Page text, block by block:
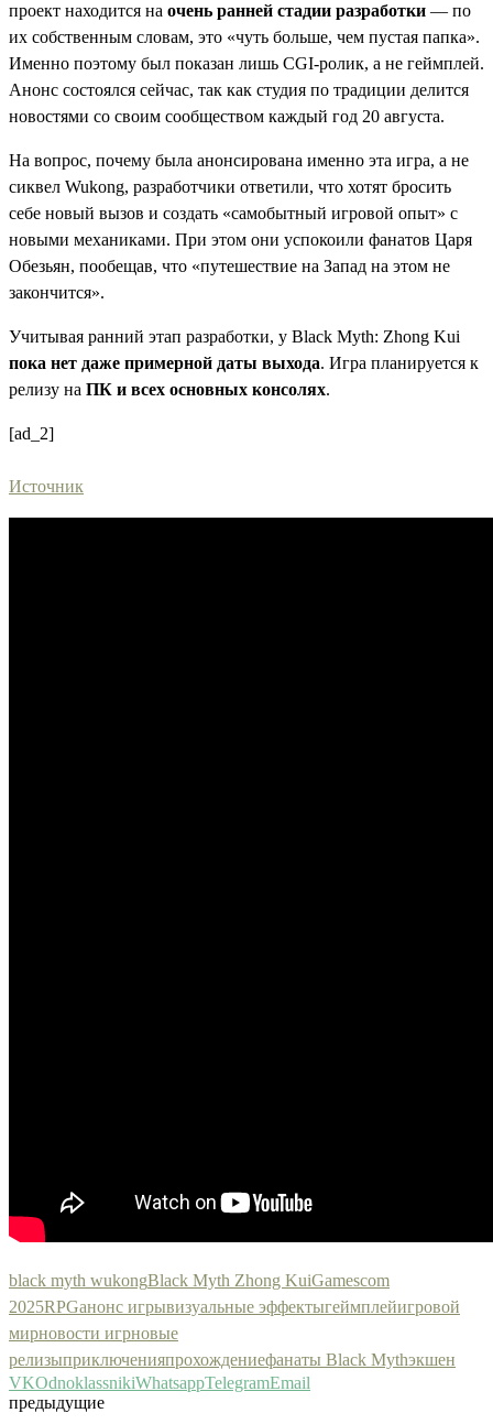
проект находится на очень ранней стадии разработки — по
их собственным словам, это «чуть больше, чем пустая папка».
Именно поэтому был показан лишь CGI-ролик, а не геймплей.
Анонс состоялся сейчас, так как студия по традиции делится
новостями со своим сообществом каждый год 20 августа.
На вопрос, почему была анонсирована именно эта игра, а не
сиквел Wukong, разработчики ответили, что хотят бросить
себе новый вызов и создать «самобытный игровой опыт» с
новыми механиками. При этом они успокоили фанатов Царя
Обезьян, пообещав, что «путешествие на Запад на этом не
закончится».
Учитывая ранний этап разработки, у Black Myth: Zhong Kui
пока нет даже примерной даты выхода. Игра планируется к
релизу на ПК и всех основных консолях.
[ad_2]
Источник
black myth wukongBlack Myth Zhong KuiGamescom
2025RPGанонс игрывизуальные эффектыгеймплейигровой
мирновости игрновые
релизыприключенияпрохождениефанаты Black Mythэкшен
VKOdnoklassnikiWhatsappTelegramEmail
предыдущие